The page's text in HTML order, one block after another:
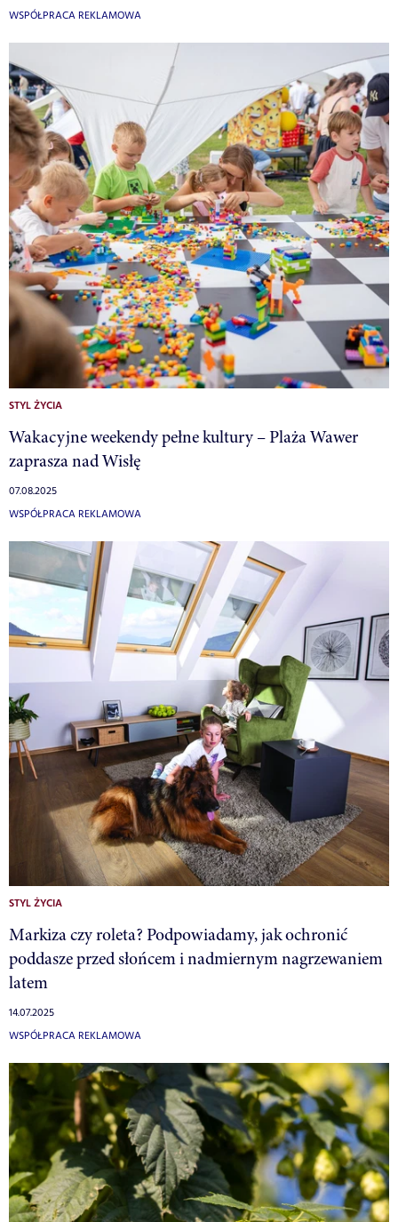
WSPÓŁPRACA REKLAMOWA
STYL ŻYCIA
Wakacyjne weekendy pełne kultury – Plaża Wawer
zaprasza nad Wisłę
07.08.2025
WSPÓŁPRACA REKLAMOWA
STYL ŻYCIA
Markiza czy roleta? Podpowiadamy, jak ochronić
poddasze przed słońcem i nadmiernym nagrzewaniem
latem
14.07.2025
WSPÓŁPRACA REKLAMOWA